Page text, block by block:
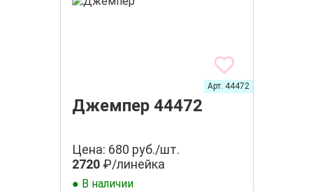
Джемпер 44472
Арт. 44472
Цена: 680 руб./шт.
2720₽/линейка
● В наличии